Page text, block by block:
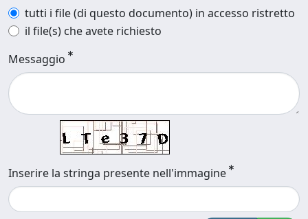
tutti i file (di questo documento) in accesso ristretto
il file(s) che avete richiesto
Messaggio
Inserire la stringa presente nell'immagine